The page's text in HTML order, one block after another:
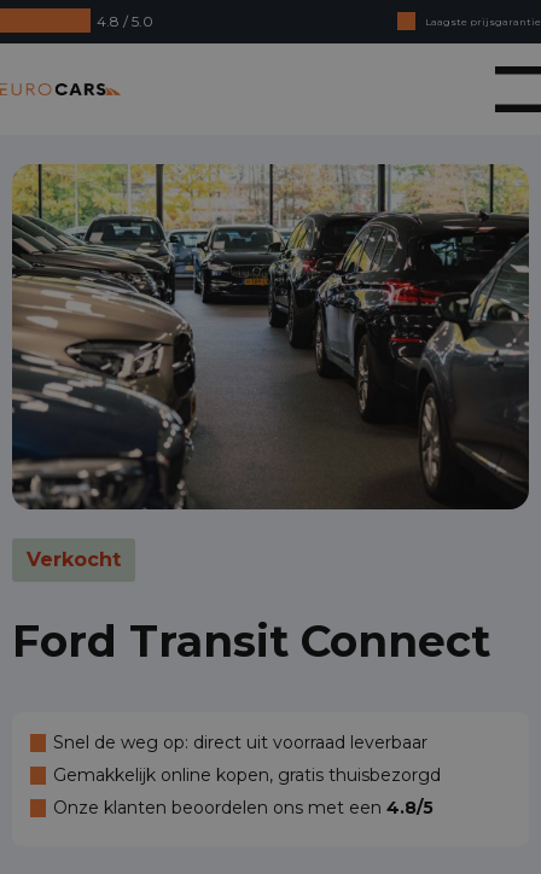
4.8 / 5.0
Laagste prijsgarantie
Online kopen, niet goed geld terug
Financial lease - Soepele acceptatie
Verkocht
Ford Transit Connect
Snel de weg op: direct uit voorraad leverbaar
Gemakkelijk online kopen, gratis thuisbezorgd
Onze klanten beoordelen ons met een 4.8/5